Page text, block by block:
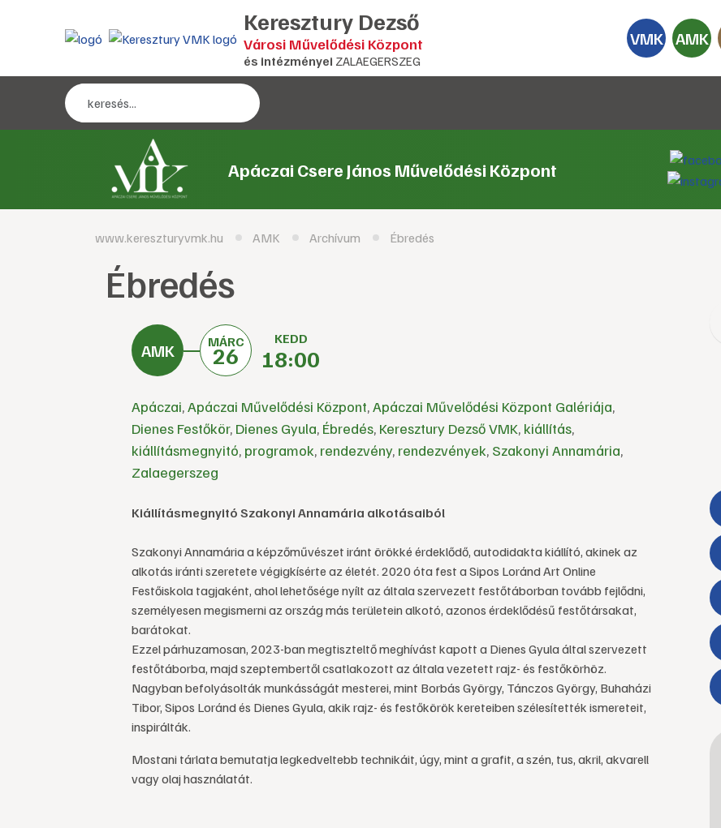
Keresztury Dezső
Városi Művelődési Központ
és intézményei ZALAEGERSZEG
VMK AMK
Apáczai Csere János Művelődési Központ
www.kereszturyvmk.hu AMK Archívum Ébredés
Ébredés
MÁRC
26
KEDD
18:00
Apáczai,Apáczai Művelődési Központ,Apáczai Művelődési Központ Galériája,
Dienes Festőkör, Dienes Gyula, Ébredés, Keresztury Dezső VMK, kiállítás,
kiállításmegnyitó, programok, rendezvény, rendezvények, Szakonyi Annamária,
Zalaegerszeg
Kiállításmegnyitó Szakonyi Annamária alkotásaiból
Szakonyi Annamária a képzőművészet iránt örökké érdeklődő, autodidakta kiállító, akinek az
alkotás iránti szeretete végigkísérte az életét. 2020 óta fest a Sipos Loránd Art Online
Festőiskola tagjaként, ahol lehetősége nyílt az általa szervezett festőtáborban tovább fejlődni,
személyesen megismerni az ország más területein alkotó, azonos érdeklődésű festőtársakat,
barátokat.
Ezzel párhuzamosan, 2023-ban megtiszteltő meghívást kapott a Dienes Gyula által szervezett
festőtáborba, majd szeptembertől csatlakozott az általa vezetett rajz- és festőkörhöz.
Nagyban befolyásolták munkásságát mesterei, mint Borbás György, Tánczos György, Buhaházi
Tibor, Sipos Loránd és Dienes Gyula, akik rajz- és festőkörök kereteiben szélesítették ismereteit,
inspirálták.
Mostani tárlata bemutatja legkedveltebb technikáit, úgy, mint a grafit, a szén, tus, akril, akvarell
vagy olaj használatát.